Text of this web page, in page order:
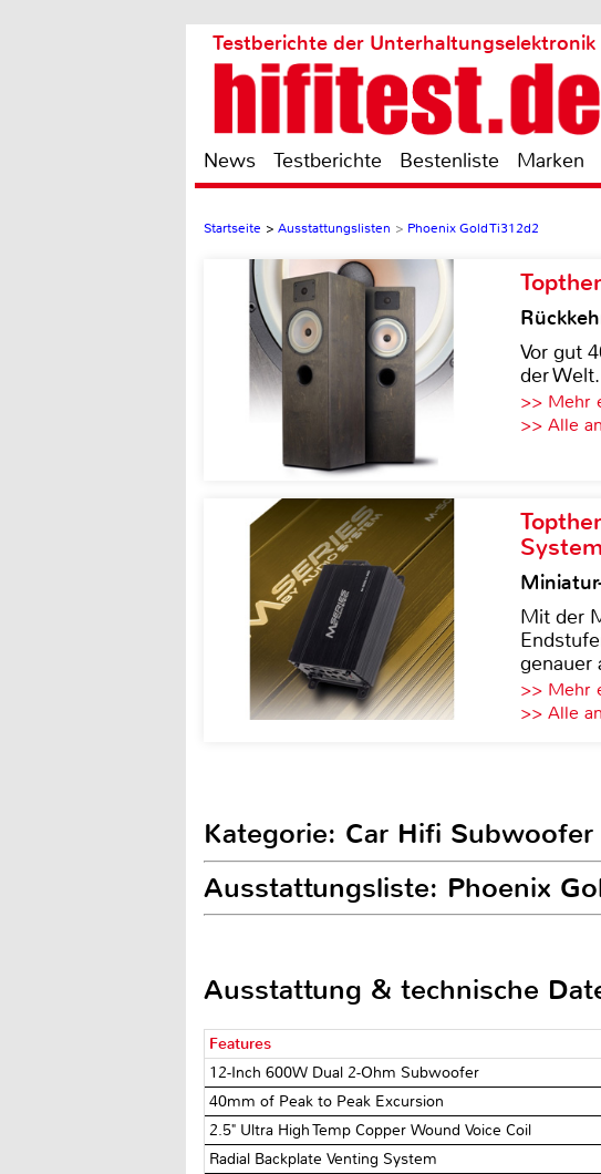
Testberichte der Unterhaltungselektronik
News Testberichte Bestenliste Marken
Startseite > Ausstattungslisten > Phoenix Gold Ti312d2
Vor gut
der
>> Mehr
>> Alle
System
Mit der
genauer
>> Mehr
>> Alle
Kategorie: Car Hifi Subwoofer
Ausstattungsliste: Phoenix
Ausstattung & technische
Features
12-Inch 600W Dual 2-Ohm Subwoofer
40mm of Peak to Peak Excursion
2.5" Ultra High Temp Copper Wound Voice Coil
Radial Backplate Venting System